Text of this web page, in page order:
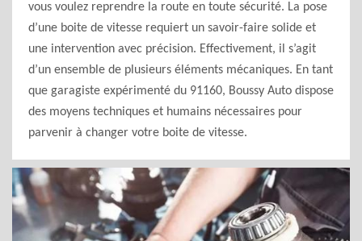
vous voulez reprendre la route en toute sécurité. La pose
d’une boite de vitesse requiert un savoir-faire solide et
une intervention avec précision. Effectivement, il s’agit
d’un ensemble de plusieurs éléments mécaniques. En tant
que garagiste expérimenté du 91160, Boussy Auto dispose
des moyens techniques et humains nécessaires pour
parvenir à changer votre boite de vitesse.